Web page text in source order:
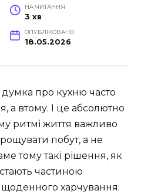
НА ЧИТАННЯ
3 хв
ОПУБЛІКОВАНО
18.05.2026
про кухню часто
а втому. І це абсолютно
ритмі життя важливо
побут, а не
тому такі рішення, як
частиною
харчування: